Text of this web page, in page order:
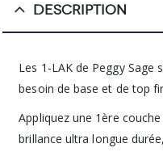
DESCRIPTION
Les 1-LAK de Peggy Sage
besoin de base et de top
Appliquez une 1ère
brillance ultra longue